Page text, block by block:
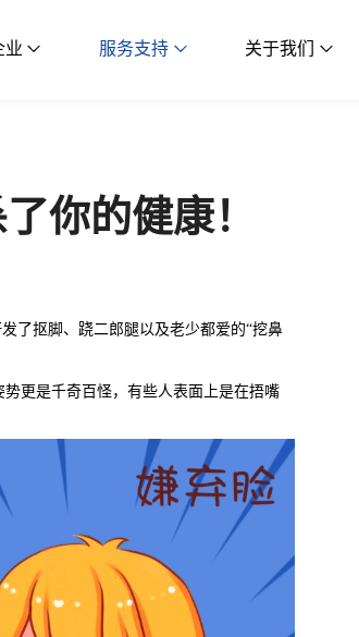
业 服务支持 关于我们
你的健康！
了抠脚、跷二郎腿以及老少都爱的“挖鼻
更是千奇百怪，有些人表面上是在捂嘴